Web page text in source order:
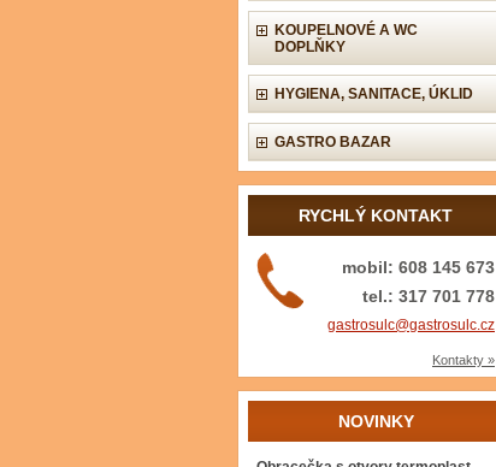
KOUPELNOVÉ A WC
DOPLŇKY
HYGIENA, SANITACE, ÚKLID
GASTRO BAZAR
RYCHLÝ KONTAKT
mobil: 608 145 673
tel.: 317 701 778
gastrosulc@gastrosulc.cz
Kontakty »
NOVINKY